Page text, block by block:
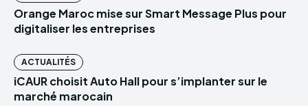
Orange Maroc mise sur Smart Message Plus pour
digitaliser les entreprises
ACTUALITÉS
iCAUR choisit Auto Hall pour s’implanter sur le
marché marocain